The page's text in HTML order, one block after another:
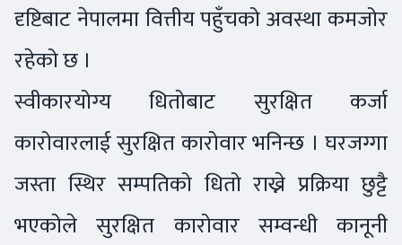
दृष्टिबाट नेपालमा वित्तीय पहुँचको अवस्था कमजोर
रहेको छ ।
स्वीकारयोग्य धितोबाट सुरक्षित कर्जा
कारोवारलाई सुरक्षित कारोवार भनिन्छ । घरजग्गा
जस्ता स्थिर सम्पतिको धितो राख्ने प्रक्रिया छुट्टै
भएकोले सुरक्षित कारोवार सम्वन्धी कानूनी